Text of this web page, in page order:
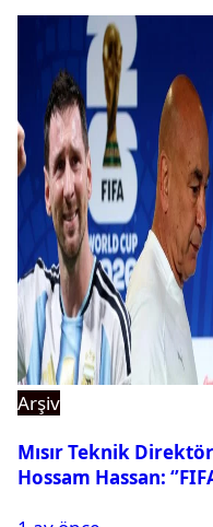
Arşiv
Mısır Teknik
Hossam Hassan: